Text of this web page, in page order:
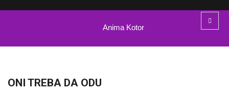
Anima Kotor
ONI TREBA DA ODU